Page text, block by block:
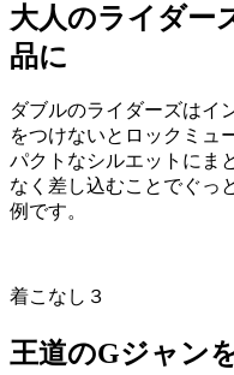
大人のライダー
品に
ダブルのライダーズはイ
をつけないとロックミュ
パクトなシルエットにま
なく差し込むことでぐっ
例です。
着こなし３
王道のGジャン